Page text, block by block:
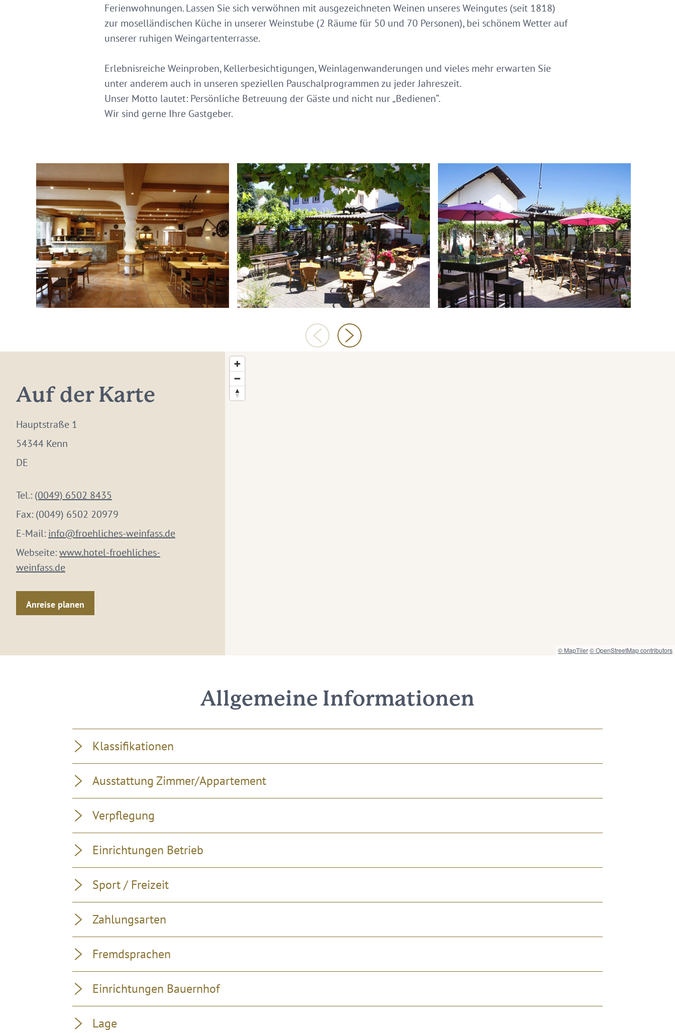
Ferienwohnungen. Lassen Sie sich verwöhnen mit ausgezeichneten Weinen unseres Weingutes (seit 1818)
zur moselländischen Küche in unserer Weinstube (2 Räume für 50 und 70 Personen), bei schönem Wetter auf
unserer ruhigen Weingartenterrasse.
Erlebnisreiche Weinproben, Kellerbesichtigungen, Weinlagenwanderungen und vieles mehr erwarten Sie
unter anderem auch in unseren speziellen Pauschalprogrammen zu jeder Jahreszeit.
Unser Motto lautet: Persönliche Betreuung der Gäste und nicht nur „Bedienen“.
Wir sind gerne Ihre Gastgeber.
Auf der Karte
Hauptstraße 1
54344 Kenn
DE
Tel.: (0049) 6502 8435
Fax: (0049) 6502 20979
E-Mail: info@froehliches-weinfass.de
Webseite:www.hotel-froehliches-
weinfass.de
Anreise planen
© MapTiler© OpenStreetMap contributors
Allgemeine Informationen
Klassifikationen
Ausstattung Zimmer/Appartement
Verpflegung
Einrichtungen Betrieb
Sport / Freizeit
Zahlungsarten
Fremdsprachen
Einrichtungen Bauernhof
Lage